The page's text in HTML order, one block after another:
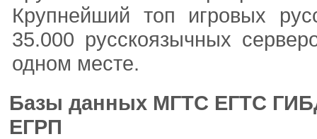
Крупнейший топ игровых
35.000 русскоязычных
одном месте.
Базы данных МГТС ЕГТС
ЕГРП